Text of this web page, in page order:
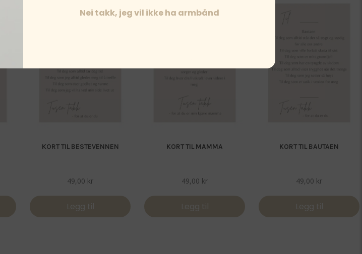
KORT TIL BESTEVENNEN
49,00 kr
Legg til
KORT TIL MAMMA
49,00 kr
Legg til
KORT TIL BAUTAEN
49,00 kr
Legg til
Nei takk, jeg vil ikke ha armbånd